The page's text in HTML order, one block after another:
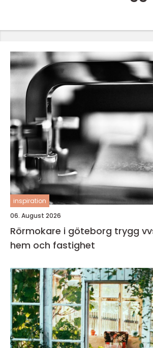
inspiration
06. August 2026
Rörmokare i göteborg trygg vvs-hjälp för
hem och fastighet